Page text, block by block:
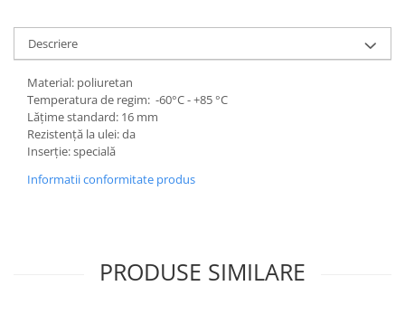
Descriere
Material: poliuretan
Temperatura de regim: -60°C - +85 °C
Lățime standard: 16 mm
Rezistență la ulei: da
Inserție: specială
Informatii conformitate produs
PRODUSE SIMILARE